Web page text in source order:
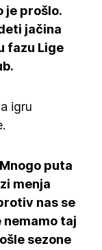
je prošlo.
jačina
fazu Lige
igru
puta
menja
nas se
nemamo taj
sezone